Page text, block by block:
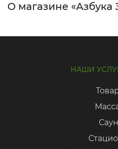
О магазине «Азбука
НАШИ